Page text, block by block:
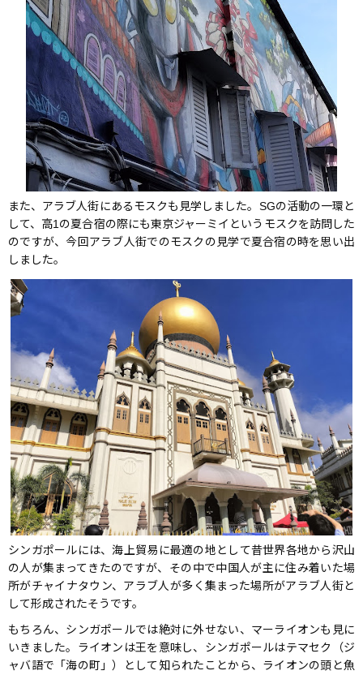
また、アラブ人街にあるモスクも見学しました。SGの活動の一環と
して、高1の夏合宿の際にも東京ジャーミイというモスクを訪問した
のですが、今回アラブ人街でのモスクの見学で夏合宿の時を思い出
しました。
シンガポールには、海上貿易に最適の地として昔世界各地から沢山
の人が集まってきたのですが、その中で中国人が主に住み着いた場
所がチャイナタウン、アラブ人が多く集まった場所がアラブ人街と
して形成されたそうです。
もちろん、シンガポールでは絶対に外せない、マーライオンも見に
いきました。ライオンは王を意味し、シンガポールはテマセク（ジ
ャバ語で「海の町」）として知られたことから、ライオンの頭と魚